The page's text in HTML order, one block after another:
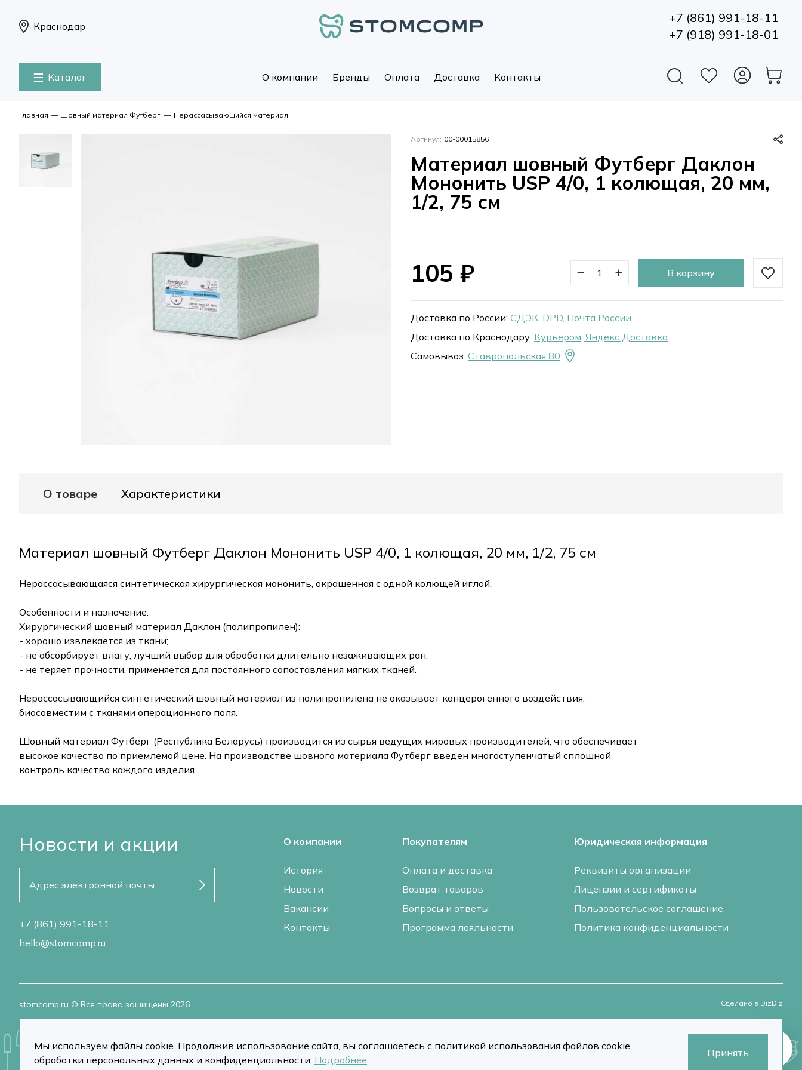
Краснодар
+7 (861) 991-18-11
+7 (918) 991-18-01
Каталог О компании Бренды Оплата Доставка Контакты
Главная — Шовный материал Футберг — Нерассасывающийся материал
Артикул: 00-00015856
Материал шовный Футберг Даклон
Мононить USP 4/0, 1 колющая, 20 мм,
1/2, 75 см
105 ₽ В корзину
Доставка по России: СДЭК, DPD, Почта России
Доставка по Краснодару: Курьером, Яндекс Доставка
Самовывоз: Ставропольская 80
О товаре Характеристики
Материал шовный Футберг Даклон Мононить USP 4/0, 1 колющая, 20 мм, 1/2, 75 см
Нерассасывающаяся синтетическая хирургическая мононить, окрашенная с одной колющей иглой.
Особенности и назначение:
Хирургический шовный материал Даклон (полипропилен):
- хорошо извлекается из ткани;
- не абсорбирует влагу, лучший выбор для обработки длительно незаживающих ран;
- не теряет прочности, применяется для постоянного сопоставления мягких тканей.
Нерассасывающийся синтетический шовный материал из полипропилена не оказывает канцерогенного воздействия,
биосовместим с тканями операционного поля.
Шовный материал Футберг (Республика Беларусь) производится из сырья ведущих мировых производителей, что обеспечивает
высокое качество по приемлемой цене. На производстве шовного материала Футберг введен многоступенчатый сплошной
контроль качества каждого изделия.
Новости и акции
+7 (861) 991-18-11
hello@stomcomp.ru
О компании
История
Новости
Вакансии
Контакты
Покупателям
Оплата и доставка
Возврат товаров
Вопросы и ответы
Программа лояльности
Юридическая информация
Реквизиты организации
Лицензии и сертификаты
Пользовательское соглашение
Политика конфиденциальности
stomcomp.ru © Все права защищены 2026 Сделано в DizDiz
Мы используем файлы cookie. Продолжив использование сайта, вы соглашаетесь с политикой использования файлов cookie,
обработки персональных данных и конфиденциальности. Подробнее
Принять